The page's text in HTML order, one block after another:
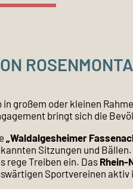
in großem oder kleinen
bringt sich die
„Waldalgesheimer
Sitzungen und Bällen.
rege Treiben ein. DasRhein-
Sportvereinen aktiv